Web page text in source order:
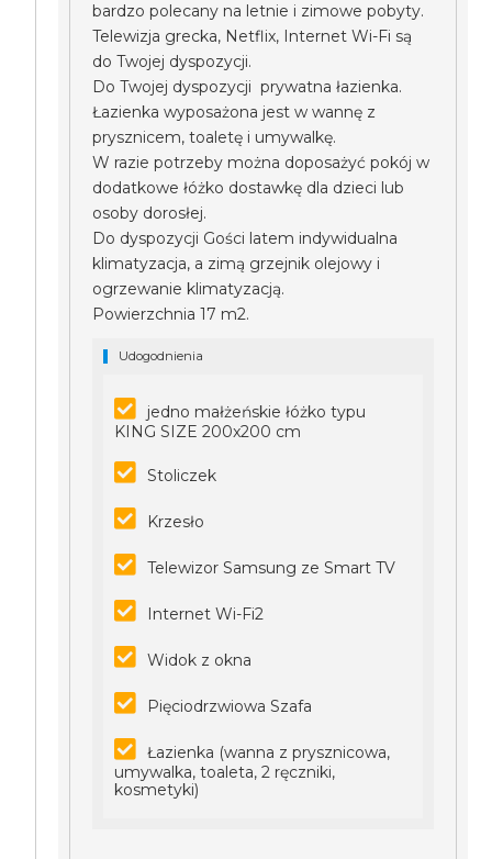
bardzo polecany na letnie i zimowe pobyty.
Telewizja grecka, Netflix, Internet Wi-Fi są
do Twojej dyspozycji.
Do Twojej dyspozycji prywatna łazienka.
Łazienka wyposażona jest w wannę z
prysznicem, toaletę i umywalkę.
W razie potrzeby można doposażyć pokój w
dodatkowe łóżko dostawkę dla dzieci lub
osoby dorosłej.
Do dyspozycji Gości latem indywidualna
klimatyzacja, a zimą grzejnik olejowy i
ogrzewanie klimatyzacją.
Powierzchnia 17 m2.
Udogodnienia
jedno małżeńskie łóżko typu
KING SIZE 200x200 cm
Stoliczek
Krzesło
Telewizor Samsung ze Smart TV
Internet Wi-Fi2
Widok z okna
Pięciodrzwiowa Szafa
Łazienka (wanna z prysznicowa,
umywalka, toaleta, 2 ręczniki,
kosmetyki)